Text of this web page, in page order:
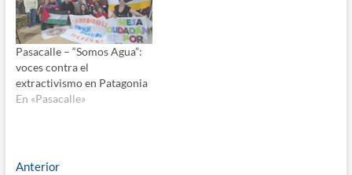
Pasacalle – “Somos Agua”:
voces contra el
extractivismo en Patagonia
En «Pasacalle»
Navegación
AnteriorEntrada